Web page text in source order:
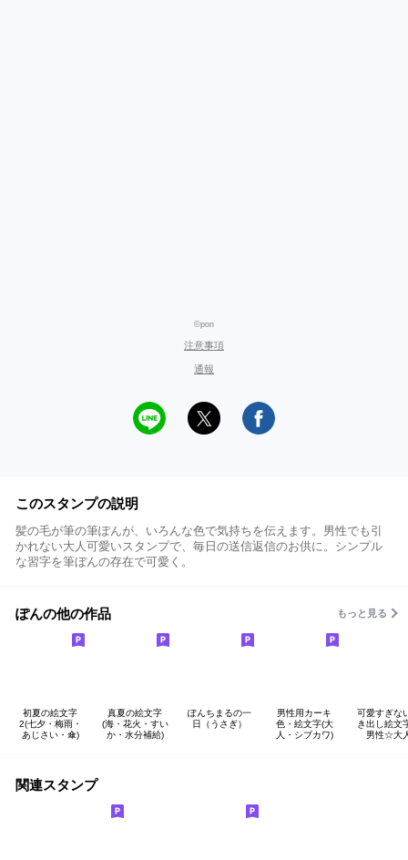
©pon
注意事項
通報
このスタンプの説明
髪の毛が筆の筆ぽんが、いろんな色で気持ちを伝えます。男性でも引
かれない大人可愛いスタンプで、毎日の送信返信のお供に。シンプル
な習字を筆ぼんの存在で可愛く。
ぽんの他の作品 もっと見る
初夏の絵文字
2(七夕・梅雨・
あじさい・傘)
真夏の絵文字
(海・花火・すい
か・水分補給)
ぽんちまるの一
日（うさぎ）
男性用カーキ
色・絵文字(大
人・シブカワ)
可愛すぎな
き出し絵文
男性☆大
関連スタンプ